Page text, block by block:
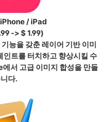
/ iPad
-> $ 1.99)
능을 갖춘 레이어 기반 이미
인트를 터치하고 향상시킬 수
서 고급 이미지 합성을 만들
다.